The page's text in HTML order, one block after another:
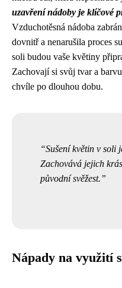
uzavření nádoby je klíčové
Vzduchotěsná nádoba
dovnitř a nenarušila proces
soli budou vaše květiny
Zachovají si svůj tvar a
chvíle po dlouhou dobu.
Sušení květin v soli
Zachovává jejich
původní svěžest.
Nápady na využití